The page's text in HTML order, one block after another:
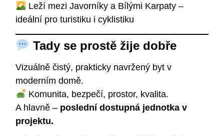
Leží mezi Javorníky a Bílými Karpaty –
ideální pro turistiku i cyklistiku
Tady se prostě žije dobře
Vizuálně čistý, prakticky navržený byt v
moderním domě.
Komunita, bezpečí, prostor, kvalita.
A hlavně – poslední dostupná jednotka v
projektu.